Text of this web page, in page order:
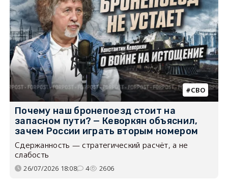
СВО
Почему наш бронепоезд стоит на
запасном пути? — Кеворкян объяснил,
зачем России играть вторым номером
Сдержанность — стратегический расчёт, а не
слабость
26/07/2026 18:08 4 2606